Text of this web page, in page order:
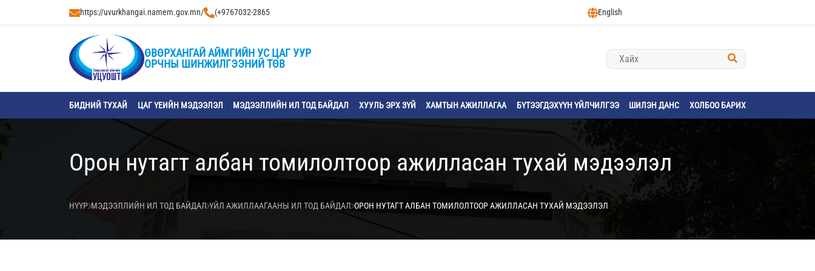
https://uvurkhangai.namem.gov.mn/ (+9767032-2865 English
ӨВӨРХАНГАЙ АЙМГИЙН УС ЦАГ УУР
ОРЧНЫ ШИНЖИЛГЭЭНИЙ ТӨВ
БИДНИЙ ТУХАЙ ЦАГ ҮЕИЙН МЭДЭЭЛЭЛ МЭДЭЭЛЛИЙН ИЛ ТОД БАЙДАЛ ХУУЛЬ ЭРХ ЗҮЙ ХАМТЫН АЖИЛЛАГАА БҮТЭЭГДЭХҮҮН ҮЙЛЧИЛГЭЭ ШИЛЭН ДАНС ХОЛБОО БАРИХ
Орон нутагт албан томилолтоор ажилласан тухай мэдээлэл
НҮҮР МЭДЭЭЛЛИЙН ИЛ ТОД БАЙДАЛ ҮЙЛ АЖИЛЛААГААНЫ ИЛ ТОД БАЙДАЛ ОРОН НУТАГТ АЛБАН ТОМИЛОЛТООР АЖИЛЛАСАН ТУХАЙ МЭДЭЭЛЭЛ